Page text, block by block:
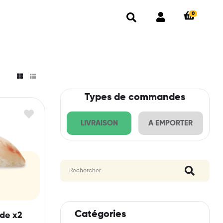
0
x2
Types de commandes
LIVRAISON A EMPORTER
Catégories